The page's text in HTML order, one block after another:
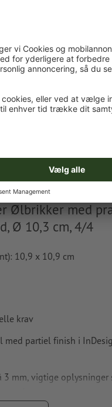
2.052,34 kr.
Ølbrikker med
Ø 10,3 cm, 4/4
10,9 x 10,9 cm
krav
partiel finish i
3 mm, vigtige